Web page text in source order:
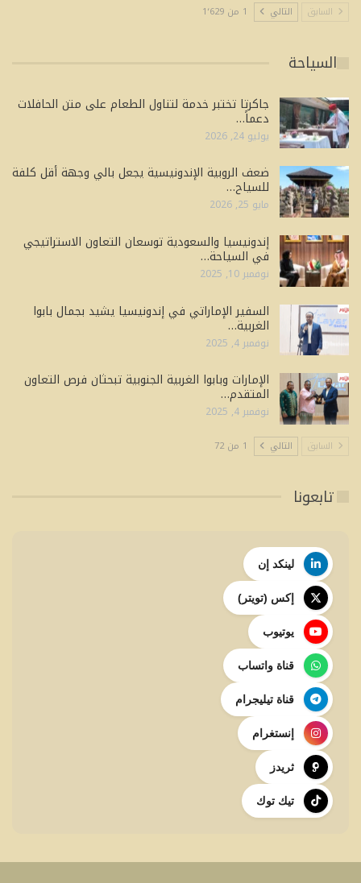
السابق التالي 1 من 1٬629
السياحة
جاكرتا تختبر خدمة لتناول الطعام على متن الحافلات
دعماً…
يوليو 24, 2026
ضعف الروبية الإندونيسية يجعل بالي وجهة أقل كلفة
للسياح…
مايو 25, 2026
إندونيسيا والسعودية توسعان التعاون الاستراتيجي
في السياحة…
نوفمبر 10, 2025
السفير الإماراتي في إندونيسيا يشيد بجمال بابوا
الغربية…
نوفمبر 4, 2025
الإمارات وبابوا الغربية الجنوبية تبحثان فرص التعاون
المتقدم…
نوفمبر 4, 2025
السابق التالي 1 من 72
تابعونا
لينكد إن
إكس (تويتر)
يوتيوب
قناة واتساب
قناة تيليجرام
إنستغرام
ثريدز
تيك توك